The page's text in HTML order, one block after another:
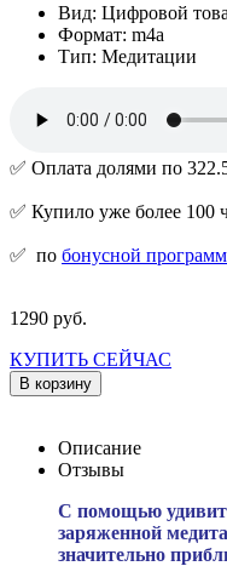
Вид: Цифровой
Формат: m4a
Тип: Медитации
✅ Оплата долями по
✅ Купило уже более 100
✅ по бонусной
1290 руб.
КУПИТЬ СЕЙЧАС
В корзину
Описание
Отзывы
С помощью
заряженной
значительно